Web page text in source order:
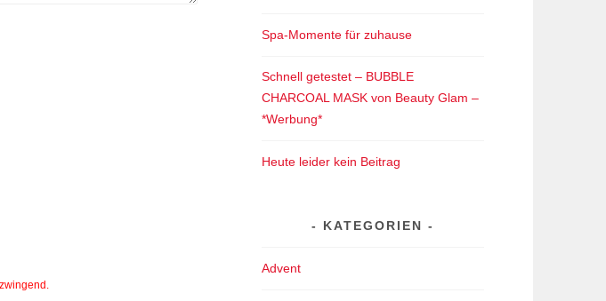
Spa-Momente für zuhause
Schnell getestet – BUBBLE
CHARCOAL MASK von Beauty Glam –
*Werbung*
Heute leider kein Beitrag
KATEGORIEN
Advent